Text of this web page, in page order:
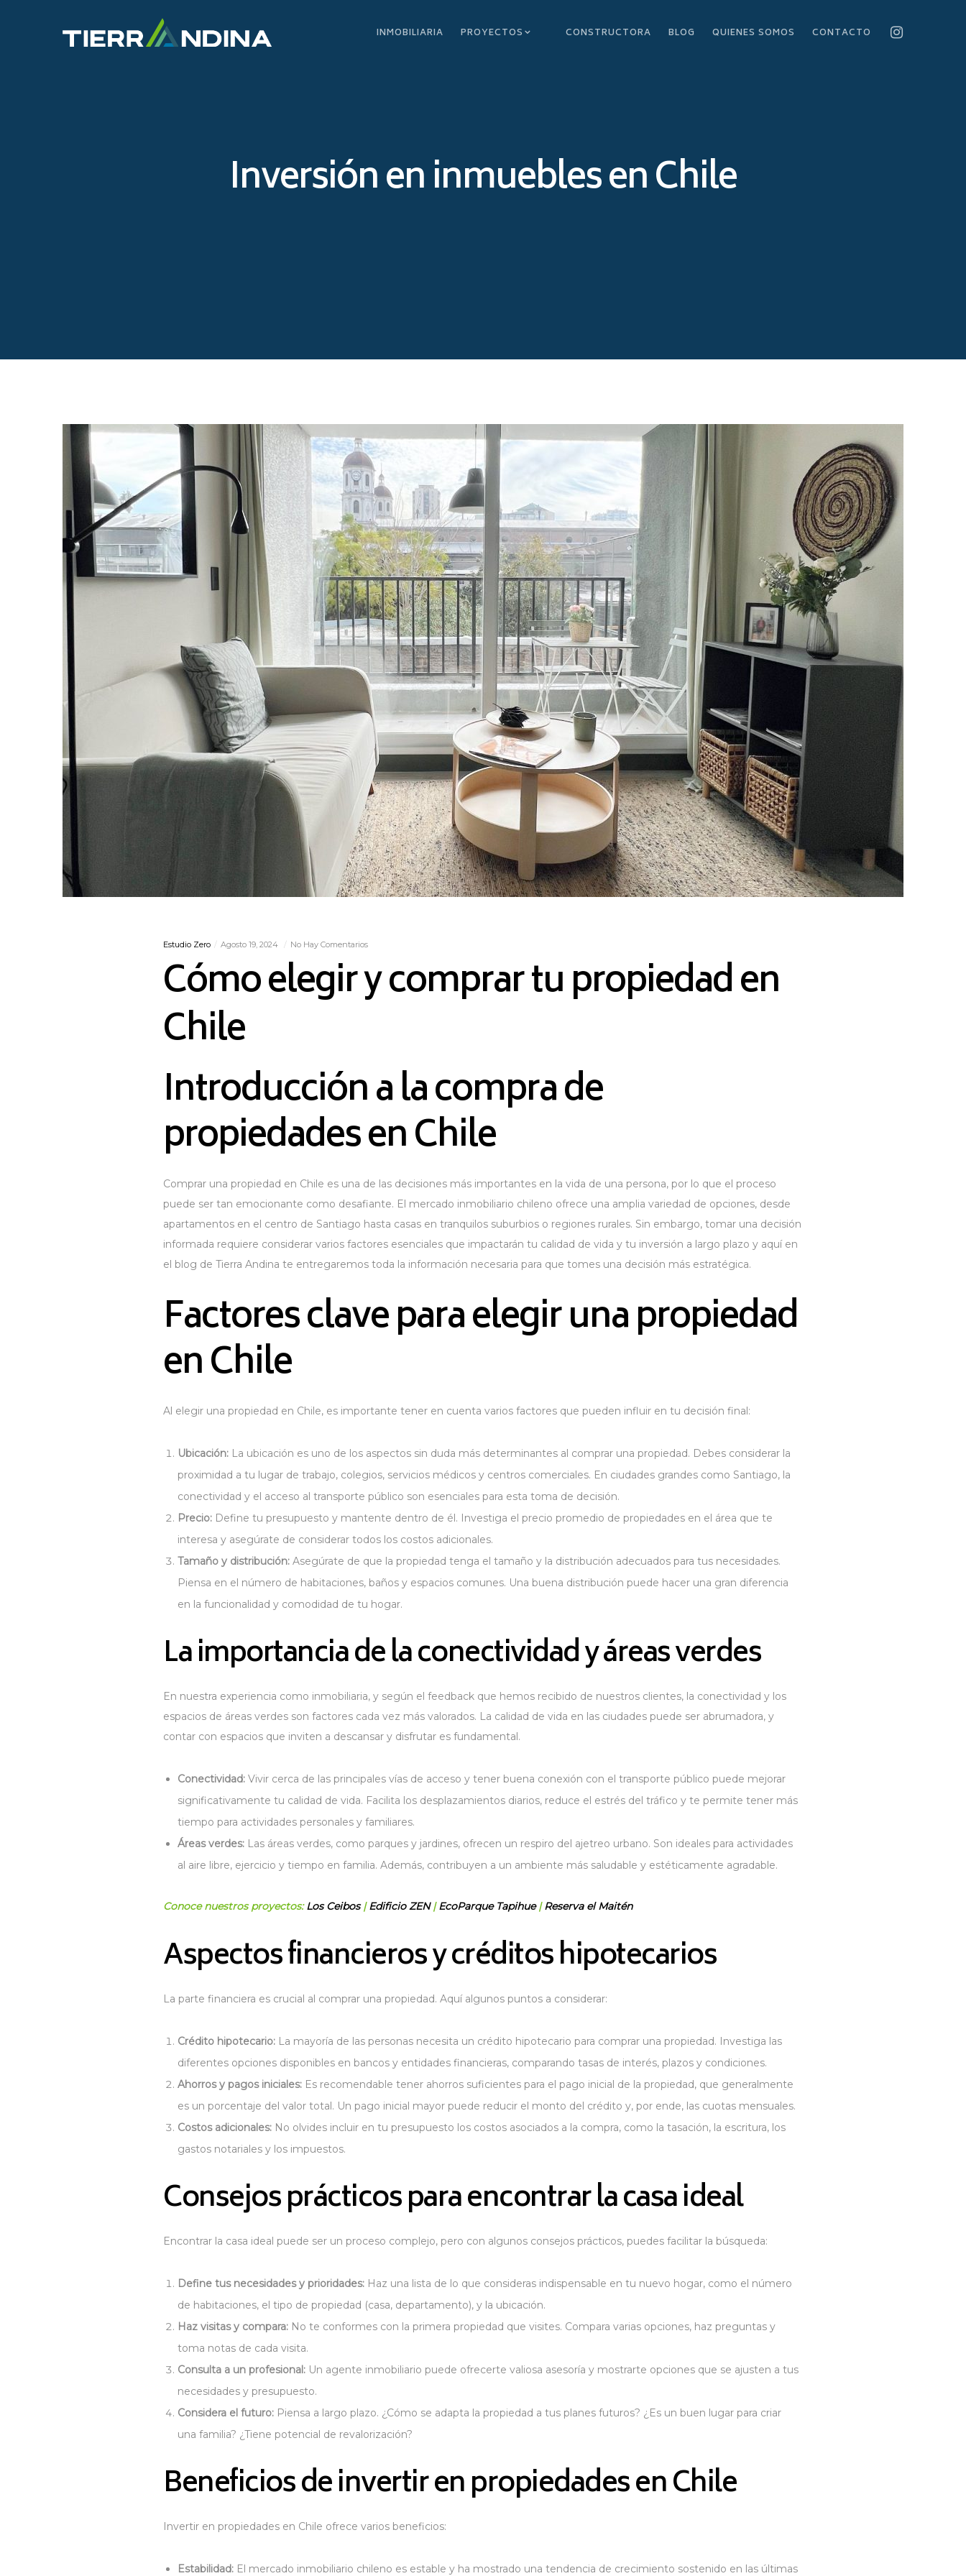
INMOBILIARIA PROYECTOS CONSTRUCTORA BLOG QUIENES SOMOS CONTACTO
Inversión en inmuebles en Chile
Estudio Zero Agosto 19, 2024 No Hay Comentarios
Cómo elegir y comprar tu propiedad en
Chile
Introducción a la compra de
propiedades en Chile
Comprar una propiedad en Chile es una de las decisiones más importantes en la vida de una persona, por lo que el proceso
puede ser tan emocionante como desafiante. El mercado inmobiliario chileno ofrece una amplia variedad de opciones, desde
apartamentos en el centro de Santiago hasta casas en tranquilos suburbios o regiones rurales. Sin embargo, tomar una decisión
informada requiere considerar varios factores esenciales que impactarán tu calidad de vida y tu inversión a largo plazo y aquí en
el blog de Tierra Andina te entregaremos toda la información necesaria para que tomes una decisión más estratégica.
Factores clave para elegir una propiedad
en Chile
Al elegir una propiedad en Chile, es importante tener en cuenta varios factores que pueden influir en tu decisión final:
Ubicación: La ubicación es uno de los aspectos sin duda más determinantes al comprar una propiedad. Debes considerar la
proximidad a tu lugar de trabajo, colegios, servicios médicos y centros comerciales. En ciudades grandes como Santiago, la
conectividad y el acceso al transporte público son esenciales para esta toma de decisión.
Precio: Define tu presupuesto y mantente dentro de él. Investiga el precio promedio de propiedades en el área que te
interesa y asegúrate de considerar todos los costos adicionales.
Tamaño y distribución: Asegúrate de que la propiedad tenga el tamaño y la distribución adecuados para tus necesidades.
Piensa en el número de habitaciones, baños y espacios comunes. Una buena distribución puede hacer una gran diferencia
en la funcionalidad y comodidad de tu hogar.
La importancia de la conectividad y áreas verdes
En nuestra experiencia como inmobiliaria, y según el feedback que hemos recibido de nuestros clientes, la conectividad y los
espacios de áreas verdes son factores cada vez más valorados. La calidad de vida en las ciudades puede ser abrumadora, y
contar con espacios que inviten a descansar y disfrutar es fundamental.
Conectividad: Vivir cerca de las principales vías de acceso y tener buena conexión con el transporte público puede mejorar
significativamente tu calidad de vida. Facilita los desplazamientos diarios, reduce el estrés del tráfico y te permite tener más
tiempo para actividades personales y familiares.
Áreas verdes: Las áreas verdes, como parques y jardines, ofrecen un respiro del ajetreo urbano. Son ideales para actividades
al aire libre, ejercicio y tiempo en familia. Además, contribuyen a un ambiente más saludable y estéticamente agradable.
Conoce nuestros proyectos:Los Ceibos|Edificio ZEN|EcoParque Tapihue|Reserva el Maitén
Aspectos financieros y créditos hipotecarios
La parte financiera es crucial al comprar una propiedad. Aquí algunos puntos a considerar:
Crédito hipotecario: La mayoría de las personas necesita un crédito hipotecario para comprar una propiedad. Investiga las
diferentes opciones disponibles en bancos y entidades financieras, comparando tasas de interés, plazos y condiciones.
Ahorros y pagos iniciales: Es recomendable tener ahorros suficientes para el pago inicial de la propiedad, que generalmente
es un porcentaje del valor total. Un pago inicial mayor puede reducir el monto del crédito y, por ende, las cuotas mensuales.
Costos adicionales: No olvides incluir en tu presupuesto los costos asociados a la compra, como la tasación, la escritura, los
gastos notariales y los impuestos.
Consejos prácticos para encontrar la casa ideal
Encontrar la casa ideal puede ser un proceso complejo, pero con algunos consejos prácticos, puedes facilitar la búsqueda:
Define tus necesidades y prioridades: Haz una lista de lo que consideras indispensable en tu nuevo hogar, como el número
de habitaciones, el tipo de propiedad (casa, departamento), y la ubicación.
Haz visitas y compara: No te conformes con la primera propiedad que visites. Compara varias opciones, haz preguntas y
toma notas de cada visita.
Consulta a un profesional: Un agente inmobiliario puede ofrecerte valiosa asesoría y mostrarte opciones que se ajusten a tus
necesidades y presupuesto.
Considera el futuro: Piensa a largo plazo. ¿Cómo se adapta la propiedad a tus planes futuros? ¿Es un buen lugar para criar
una familia? ¿Tiene potencial de revalorización?
Beneficios de invertir en propiedades en Chile
Invertir en propiedades en Chile ofrece varios beneficios:
Estabilidad: El mercado inmobiliario chileno es estable y ha mostrado una tendencia de crecimiento sostenido en las últimas